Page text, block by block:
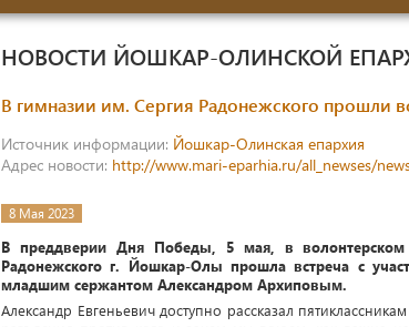
НОВОСТИ ЙОШКАР-ОЛИНСКОЙ
В гимназии им. Сергия Радонежского прошли
Источник информации: Йошкар-Олинская епархия
Адрес новости: http://www.mari-eparhia.ru/all_newses/
8 Мая 2023
В преддверии Дня Победы, 5 мая, в волонтерском
Радонежского г. Йошкар-Олы прошла встреча с
младшим сержантом Александром Архиповым.
Александр Евгеньевич доступно рассказал